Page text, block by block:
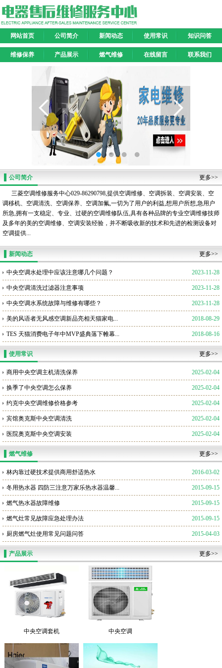
网站首页 公司简介 新闻动态 使用常识 知识问答
维修保养 产品展示 燃气维修 在线留言 联系我们
公司简介 更多>>
三菱空调维修服务中心029-86290798,提供空调维修、空调拆装、空调安装、空
调移机、空调清洗、空调保养、空调加氟,一切为了用户的利益,想用户所想,急用户
所急,拥有一支稳定、专业、过硬的空调维修队伍,具有各种品牌的专业空调维修技师
及多年的美的空调维修、空调安装经验，并不断吸收新的技术和先进的检测设备对
空调提供...
新闻动态 更多>>
2023-11-28
中央空调水处理中应该注意哪几个问题？
2023-11-28
中央空调清洗过滤器注意事项
2023-11-28
中央空调水系统故障与维修有哪些？
2018-08-29
美的风语者无风感空调新品亮相天猫家电...
2018-08-16
TES 天猫消费电子年中MVP盛典落下帷幕...
使用常识 更多>>
2025-02-04
商用中央空调主机清洗保养
2025-02-04
换季了中央空调怎么保养
2025-02-04
约克中央空调维修价格参考
2025-02-04
宾馆奥克斯中央空调清洗
2025-02-04
医院奥克斯中央空调安装
燃气维修 更多>>
2016-03-02
林内靠过硬技术提供商用舒适热水
2015-09-15
冬用热水器 四防三注意万家乐热水器温馨...
2015-09-15
燃气热水器故障维修
2015-09-15
燃气灶常见故障应急处理办法
2015-04-03
厨房燃气灶使用常见问题问答
产品展示 更多>>
中央空调套机 中央空调